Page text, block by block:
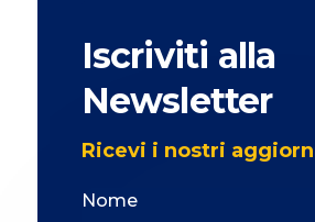
Iscriviti alla
Newsletter
Ricevi i nostri
Nome